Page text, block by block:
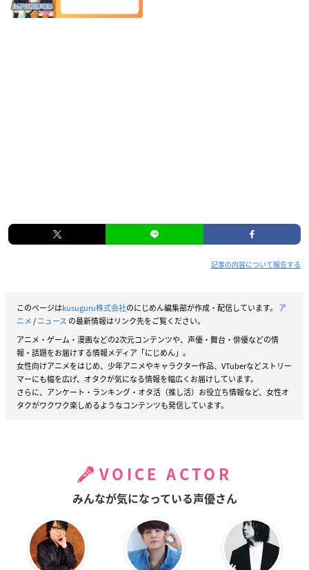
記事の内容について報告する
このページはkusuguru株式会社のにじめん編集部が作成・配信しています。 ア
ニメ/ニュース の最新情報はリンク先をご覧ください。
アニメ・ゲーム・漫画などの2次元コンテンツや、声優・舞台・俳優などの情
報・話題をお届けする情報メディア「にじめん」。
女性向けアニメをはじめ、少年アニメやキャラクター作品、VTuberなどストリー
マーにも幅を広げ、オタクが気になる情報を幅広くお届けしています。
さらに、アンケート・ランキング・オタ活（推し活）お役立ち情報など、女性オ
タクがワクワク楽しめるようなコンテンツも発信しています。
VOICE ACTOR
みんなが気になっている声優さん